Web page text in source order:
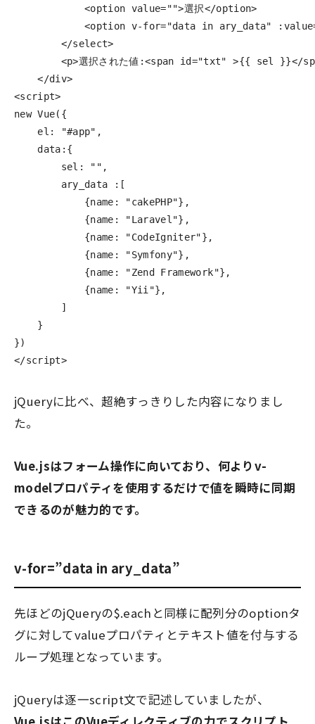
<option value="">選択</option>
<option v-for="data in ary_data"
</select>
<p>選択された値:<span id="txt" >{{ sel }}</
</div>
<script>
new Vue({
el : "#app" ,
data :{
sel : "" ,
ary_data
:[
{name : "cakePHP"},
{name : "Laravel "},
{name : "CodeIgniter"},
{name : "Symfony"},
{name : "Zend Framework"},
{name : "Yii "},
]
}
})
</script>
jQueryに比べ、超絶すっきりした内容になりまし
た。
Vue.jsはフォーム操作に向いており、何よりv-
modelプロパティを使用するだけで値を瞬時に同期
できるのが魅力的です。
v-for=”data in ary_data”
先ほどのjQueryの$.eachと同様に配列分のoptionタ
グに対してvalueプロパティとテキスト値を付与する
ループ処理となっています。
jQueryは逐一script文で記述していましたが、